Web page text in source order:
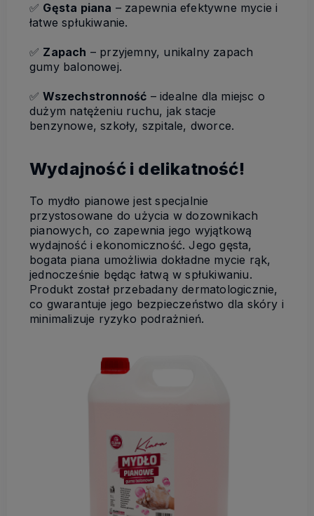
✅ Gęsta piana – zapewnia efektywne mycie i
łatwe spłukiwanie.
✅ Zapach – przyjemny, unikalny zapach
gumy balonowej.
✅ Wszechstronność – idealne dla miejsc o
dużym natężeniu ruchu, jak stacje
benzynowe, szkoły, szpitale, dworce.
Wydajność i delikatność!
To mydło pianowe jest specjalnie
przystosowane do użycia w dozownikach
pianowych, co zapewnia jego wyjątkową
wydajność i ekonomiczność. Jego gęsta,
bogata piana umożliwia dokładne mycie rąk,
jednocześnie będąc łatwą w spłukiwaniu.
Produkt został przebadany dermatologicznie,
co gwarantuje jego bezpieczeństwo dla skóry i
minimalizuje ryzyko podrażnień.